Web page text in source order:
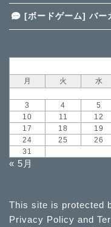
[ボードゲーム] バー
月
火 水
3
4 5
10
11 12
17
18 19
24
25 26
31
« 5月
This site is protected
Privacy Policy and